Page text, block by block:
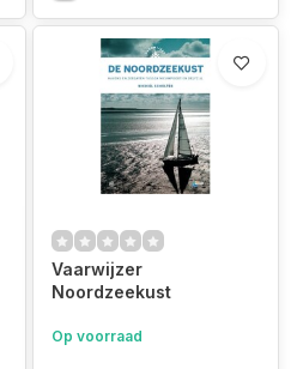
Vaarwijzer
Noordzeekust
Op voorraad